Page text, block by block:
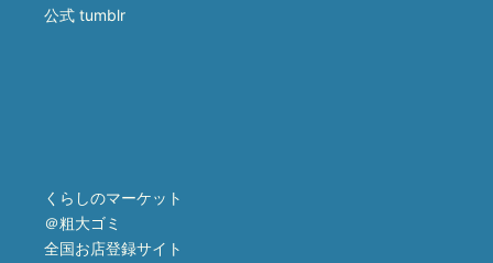
公式 tumblr
くらしのマーケット
＠粗大ゴミ
全国お店登録サイト